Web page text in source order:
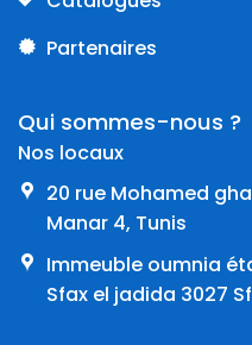
Partenaires
Qui sommes-nous ?
Nos locaux
20 rue Mohamed
Manar 4, Tunis
Immeuble oumnia
Sfax el jadida 3027